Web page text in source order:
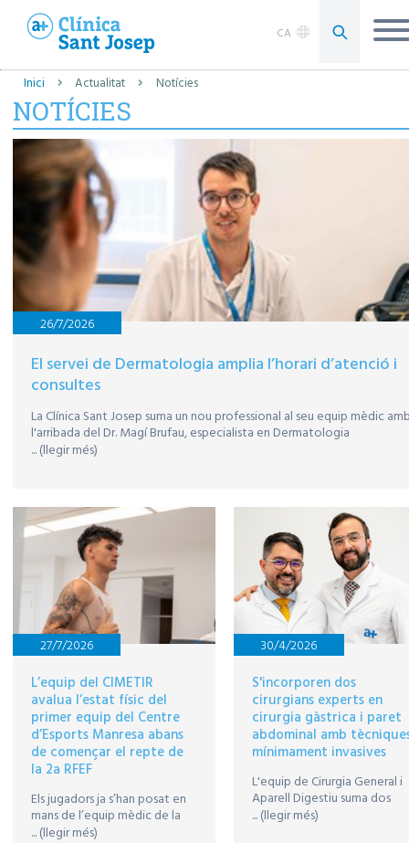
CA
Inici Actualitat Notícies
NOTÍCIES
26/7/2026
El servei de Dermatologia amplia l’horari d’atenció i
consultes
La Clínica Sant Josep suma un nou professional al seu equip mèdic
l'arribada del Dr. Magí Brufau, especialista en Dermatologia
... (llegir més)
27/7/2026
L’equip del CIMETIR
avalua l’estat físic del
primer equip del Centre
d’Esports Manresa abans
de començar el repte de
la 2a RFEF
Els jugadors ja s’han posat en
mans de l’equip mèdic de la
Clínica Sant Josep davant
... (llegir més)
30/4/2026
S'incorporen dos
cirurgians experts en
cirurgia gàstrica i paret
abdominal amb
mínimament invasives
L'equip de Cirurgia General i
Aparell Digestiu suma dos
especialistes de referència,
... (llegir més)